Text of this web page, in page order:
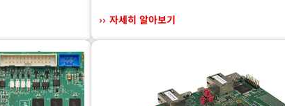
자세히 알아보기